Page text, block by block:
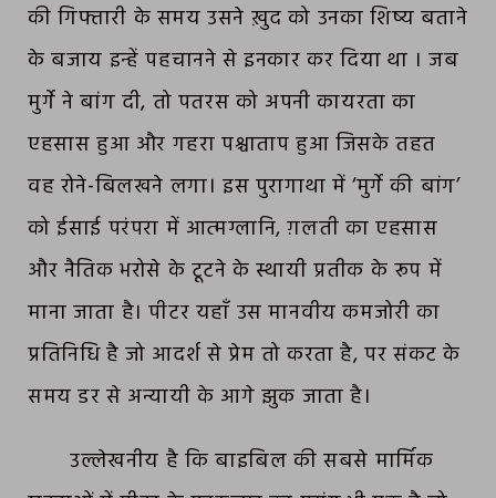
की गिफ्तारी के समय उसने ख़ुद को उनका शिष्य बताने
के बजाय इन्हें पहचानने से इनकार कर दिया था । जब
मुर्गे ने बांग दी, तो पतरस को अपनी कायरता का
एहसास हुआ और गहरा पश्चाताप हुआ जिसके तहत
वह रोने-बिलखने लगा। इस पुरागाथा में ‘मुर्गे की बांग’
को ईसाई परंपरा में आत्मग्लानि, ग़लती का एहसास
और नैतिक भरोसे के टूटने के स्थायी प्रतीक के रूप में
माना जाता है। पीटर यहाँ उस मानवीय कमजोरी का
प्रतिनिधि है जो आदर्श से प्रेम तो करता है, पर संकट के
समय डर से अन्यायी के आगे झुक जाता है।
उल्लेखनीय है कि बाइबिल की सबसे मार्मिक